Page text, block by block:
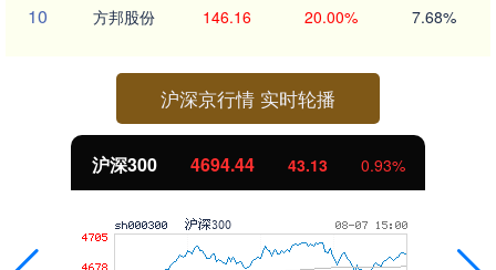
10 方邦股份 146.16 20.00% 7.68%
沪深京行情 实时轮播
沪深300 4694.44 43.13 0.93%